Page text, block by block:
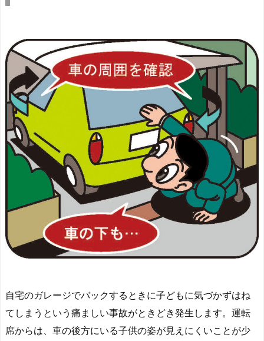
自宅のガレージでバックするときに子どもに気づかずはね
てしまうという痛ましい事故がときどき発生します。運転
席からは、車の後方にいる子供の姿が見えにくいことが少